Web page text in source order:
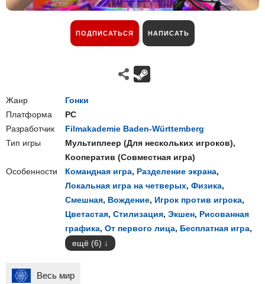
ПОДПИСАТЬСЯ НАПИСАТЬ
Жанр
Гонки
Платформа
PC
Разработчик
Filmakademie Baden-Württemberg
Тип игры
Мультиплеер (Для нескольких игроков),
Кооператив (Совместная игра)
Особенности
Командная игра, Разделение экрана,
Локальная игра на четверых, Физика,
Смешная, Вождение, Игрок против игрока,
Цветастая, Стилизация, Экшен, Рисованная
графика, От первого лица, Бесплатная игра,
ещё (6)
Весь мир